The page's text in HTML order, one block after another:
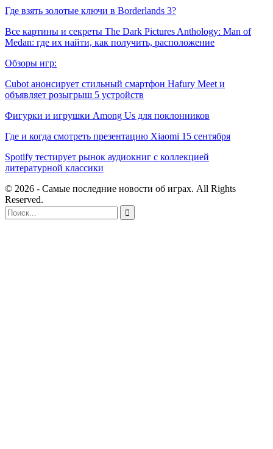
Где взять золотые ключи в Borderlands 3?
Все картины и секреты The Dark Pictures Anthology: Man of
Medan: где их найти, как получить, расположение
Обзоры игр:
Cubot анонсирует стильный смартфон Hafury Meet и
объявляет розыгрыш 5 устройств
Фигурки и игрушки Among Us для поклонников
Где и когда смотреть презентацию Xiaomi 15 сентября
Spotify тестирует рынок аудиокниг с коллекцией
литературной классики
© 2026 - Самые последние новости об играх. All Rights
Reserved.